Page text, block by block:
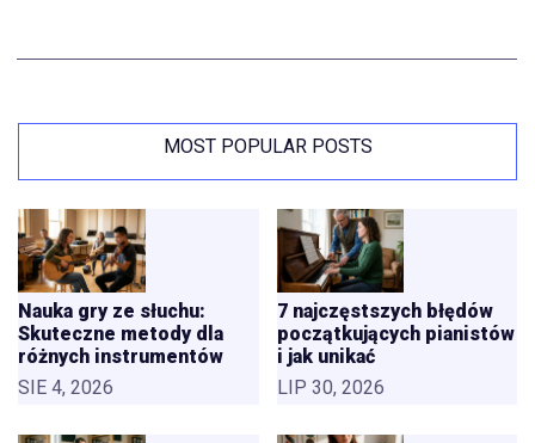
MOST POPULAR POSTS
Nauka gry ze słuchu:
Skuteczne metody dla
różnych instrumentów
SIE 4, 2026
7 najczęstszych błędów
początkujących pianistów
i jak unikać
LIP 30, 2026